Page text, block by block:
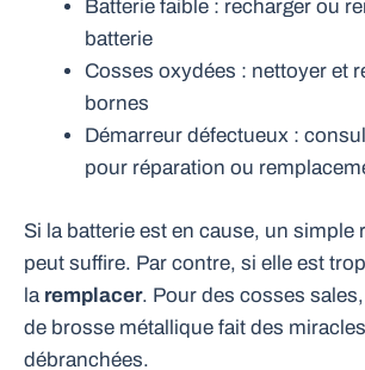
Batterie faible : recharger ou
batterie
Cosses oxydées : nettoyer et
bornes
Démarreur défectueux :
pour réparation ou
Si la batterie est en cause, un simple
peut suffire. Par contre, si elle est
la remplacer. Pour des cosses
de brosse métallique fait des
débranchées.